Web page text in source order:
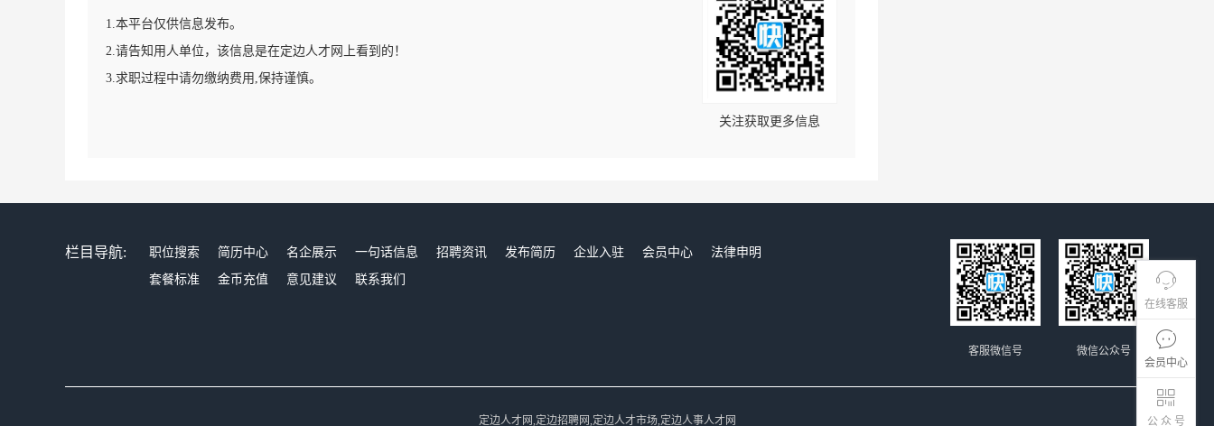
在线客服
会员中心
公 众 号
1.本平台仅供信息发布。
2.请告知用人单位，该信息是在定边人才网上看到的！
3.求职过程中请勿缴纳费用,保持谨慎。
关注获取更多信息
栏目导航: 职位搜索 简历中心 名企展示 一句话信息 招聘资讯 发布简历 企业入驻 会员中心
法律申明
套餐标准
金币充值 意见建议 联系我们
微信公众号
客服微信号
定边人才网,定边招聘网,定边人才市场,定边人事人才网